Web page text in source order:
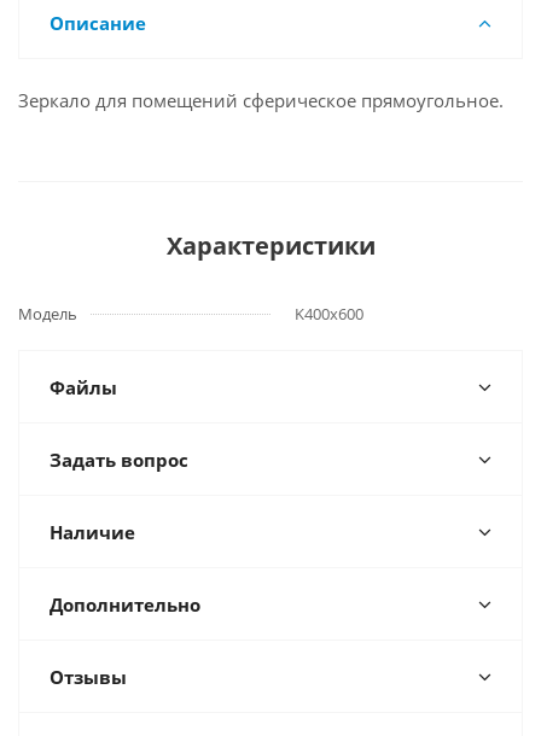
Описание
Зеркало для помещений сферическое прямоугольное.
Характеристики
Модель K400х600
Файлы
Задать вопрос
Наличие
Дополнительно
Отзывы